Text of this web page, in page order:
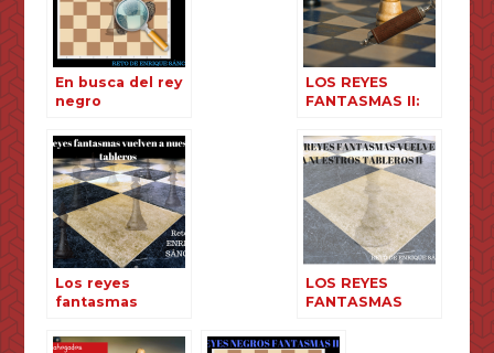
En busca del rey
negro
LOS REYES
FANTASMAS II:
ENCUENTRALOS.
Los reyes
fantasmas
nuestros
LOS REYES
FANTASMAS
NUESTROS